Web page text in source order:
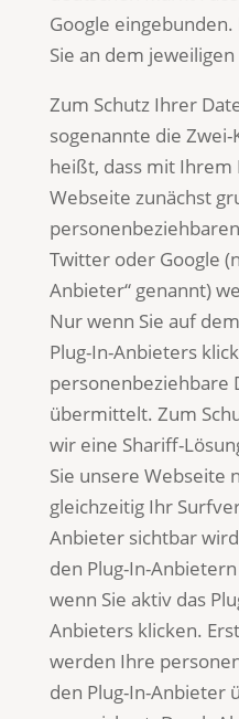
Google
Sie an dem jeweiligen
Zum Schutz Ihrer
sogenannte die Zwei-
heißt, dass mit Ihrem
Webseite zunächst
Twitter oder Google
Anbieter“ genannt)
Nur wenn Sie auf
Plug-In-Anbieters
personenbeziehbare
übermittelt. Zum
wir eine Shariff-
Sie unsere Webseite
gleichzeitig Ihr
Anbieter sichtbar
den Plug-In-
wenn Sie aktiv das
Anbieters klicken.
werden Ihre
den Plug-In-